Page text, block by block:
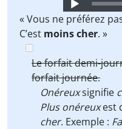
Player
« Vous ne préférez
C’est moins cher. »
Le forfait demi-
forfait journée.
Onéreuxsignifie
Plus onéreuxest
cher. Exemple :